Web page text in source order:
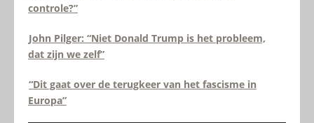
controle?”
John Pilger: “Niet Donald Trump is het probleem,
dat zijn we zelf”
“Dit gaat over de terugkeer van het fascisme in
Europa”